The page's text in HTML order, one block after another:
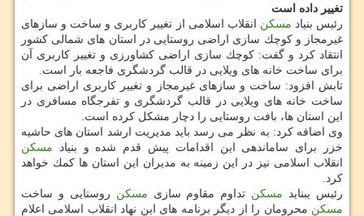
تغییر داده است
رئیس بنیاد مسكن انقلاب اسلامی از تغییر كاربری و ساخت و سازهای
غیرمجاز و كوچك سازی اراضی روستایی در استان های شمالی كشور
انتقاد كرد و گفت: كوچك سازی اراضی كشاورزی و تغییر كاربری آن
برای ساخت خانه های ویلایی در قالب گردشگری فاجعه بار است.
تابش افزود: ساخت و سازهای غیرمجاز و تغییر كاربری اراضی برای
ساخت خانه های ویلایی در قالب گردشگری و تفرجگاه مسافری در
این استان ها، بافت روستایی را دچار مشكل كرده است.
وی اضافه كرد: به نظر می رسد باید مدیریت ارشد استان های حاشیه
خزر برای ساماندهی این اقدامات پیش قدم شده و بنیاد مسكن
انقلاب اسلامی نیز در این زمینه به مدیران این استان ها كمك خواهد
كرد.
رئیس یبناید مسكن تداوم مقاوم سازی مسكن روستایی و ساخت
مسكن محرومان را از دیگر برنامه های این نهاد انقلاب اسلامی اعلام